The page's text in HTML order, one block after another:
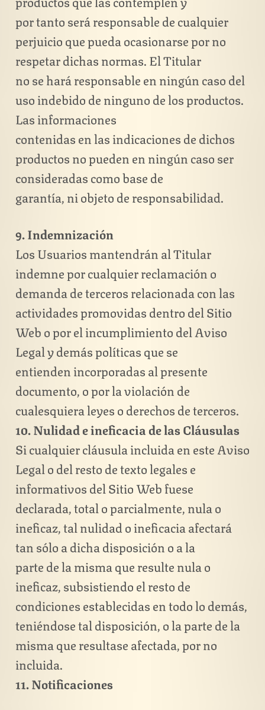
por tanto será responsable de cualquier
perjuicio que pueda ocasionarse por no
respetar dichas normas. El Titular
no se hará responsable en ningún caso del
uso indebido de ninguno de los productos.
Las informaciones
contenidas en las indicaciones de dichos
productos no pueden en ningún caso ser
consideradas como base de
garantía, ni objeto de responsabilidad.
9. Indemnización
Los Usuarios mantendrán al Titular
indemne por cualquier reclamación o
demanda de terceros relacionada con las
actividades promovidas dentro del Sitio
Web o por el incumplimiento del Aviso
Legal y demás políticas que se
entienden incorporadas al presente
documento, o por la violación de
cualesquiera leyes o derechos de terceros.
10. Nulidad e ineficacia de las Cláusulas
Si cualquier cláusula incluida en este Aviso
Legal o del resto de texto legales e
informativos del Sitio Web fuese
declarada, total o parcialmente, nula o
ineficaz, tal nulidad o ineficacia afectará
tan sólo a dicha disposición o a la
parte de la misma que resulte nula o
ineficaz, subsistiendo el resto de
condiciones establecidas en todo lo demás,
teniéndose tal disposición, o la parte de la
misma que resultase afectada, por no
incluida.
11. Notificaciones